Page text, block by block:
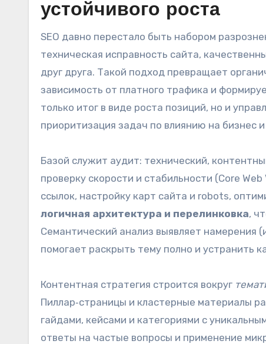
устойчивого роста
SEO давно перестало быть набором
техническая исправность сайта,
друг друга. Такой подход превращает
зависимость от платного трафика и
только итог в виде роста позиций, но и
приоритизация задач по влиянию на бизнес
Базой служит аудит: технический,
проверку скорости и стабильности (Core
ссылок, настройку карт сайта и robots,
логичная архитектура и перелинковка,
Семантический анализ выявляет намерения
помогает раскрыть тему полно и устранить
Контентная стратегия строится вокруг
Пиллар‑страницы и кластерные материалы
гайдами, кейсами и категориями с
ответы на частые вопросы и применение